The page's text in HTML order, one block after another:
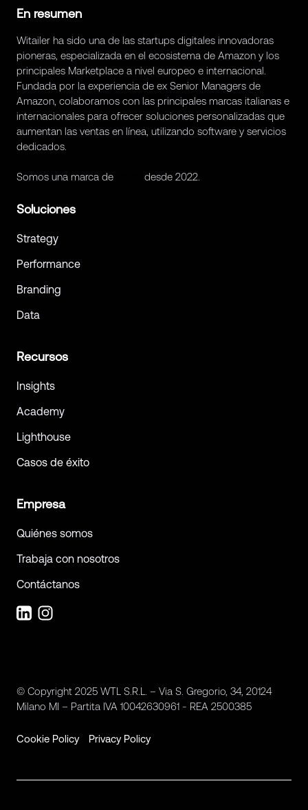
En resumen
Witailer ha sido una de las startups digitales innovadoras
pioneras, especializada en el ecosistema de Amazon y los
principales Marketplace a nivel europeo e internacional.
Fundada por la experiencia de ex Senior Managers de
Amazon, colaboramos con las principales marcas italianas e
internacionales para ofrecer soluciones personalizadas que
aumentan las ventas en línea, utilizando software y servicios
dedicados.
Somos una marca de desde 2022.
Soluciones
Strategy
Performance
Branding
Data
Recursos
Insights
Academy
Lighthouse
Casos de éxito
Empresa
Quiénes somos
Trabaja con nosotros
Contáctanos
© Copyright 2025 WTL S.R.L. – Via S. Gregorio, 34, 20124
Milano MI – Partita IVA 10042630961 - REA 2500385
Cookie Policy Privacy Policy